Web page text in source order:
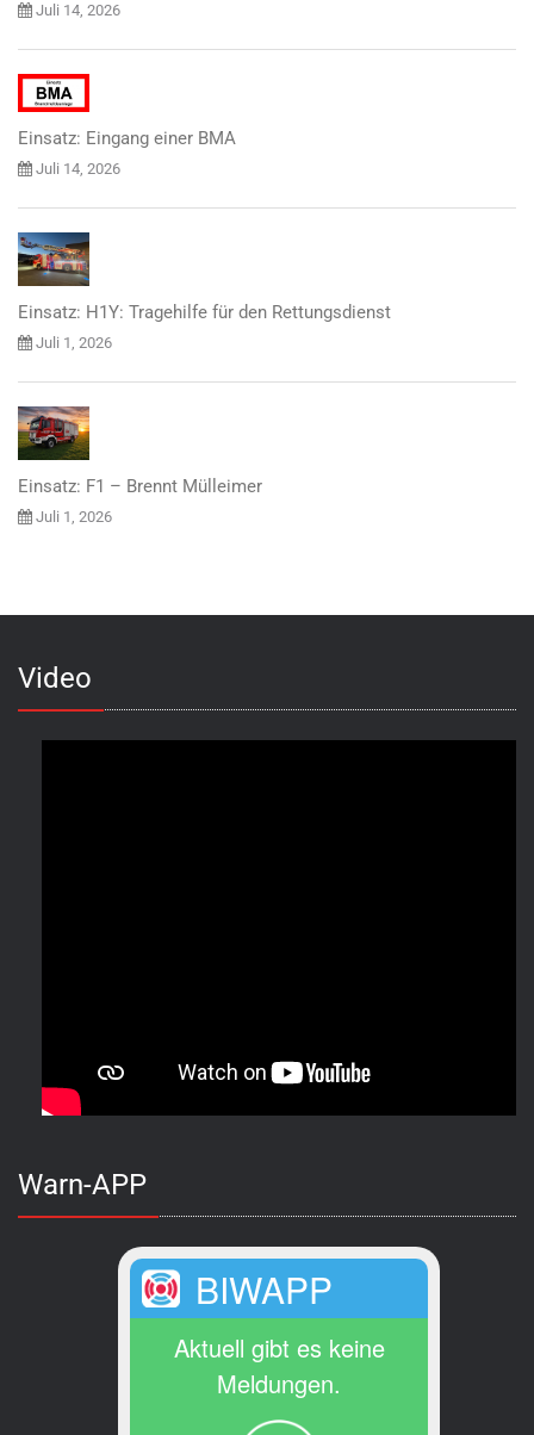
Juli 14, 2026
Einsatz: Eingang einer BMA
Juli 14, 2026
Einsatz: H1Y: Tragehilfe für den Rettungsdienst
Juli 1, 2026
Einsatz: F1 – Brennt Mülleimer
Juli 1, 2026
Video
Warn-APP
BIWAPP
Aktuell gibt es keine
Meldungen.